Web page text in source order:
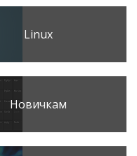
Linux
Новичкам